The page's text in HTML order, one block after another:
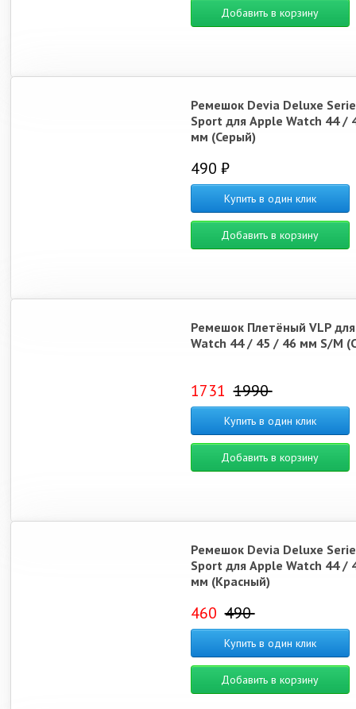
Добавить в корзину
Ремешок Devia Deluxe
Sport для Apple Watch 44 /
мм (Серый)
490 ₽
Купить в один клик
Добавить в корзину
Ремешок Плетёный VLP
Watch 44 / 45 / 46 мм S/M
1731 1990
Купить в один клик
Добавить в корзину
Ремешок Devia Deluxe
Sport для Apple Watch 44 /
мм (Красный)
460 490
Купить в один клик
Добавить в корзину